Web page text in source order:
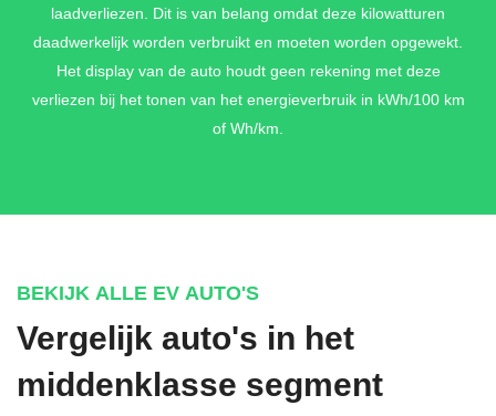
laadverliezen. Dit is van belang omdat deze kilowatturen
daadwerkelijk worden verbruikt en moeten worden opgewekt.
Het display van de auto houdt geen rekening met deze
verliezen bij het tonen van het energieverbruik in kWh/100 km
of Wh/km.
BEKIJK ALLE EV AUTO'S
Vergelijk auto's in het
middenklasse segment